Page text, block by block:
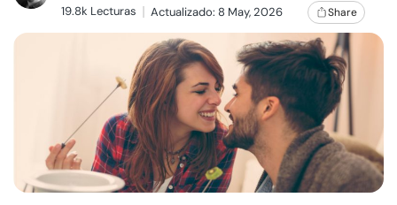
Familia
Cursos
Recursos
19.8k Lecturas
Actualizado: 8 May, 2026 Share